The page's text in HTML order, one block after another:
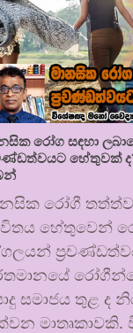
රෝග සඳහා
හේතුවක්
රෝගී
හේතුවෙන්
සමාජය තුළ ද
මාතෘකාවකි.